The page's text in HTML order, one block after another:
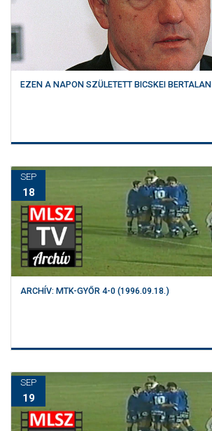
EZEN A NAPON SZÜLETETT BICSKEI BERTALAN
SEP
18
ARCHÍV: MTK-GYŐR 4-0 (1996.09.18.)
SEP
19